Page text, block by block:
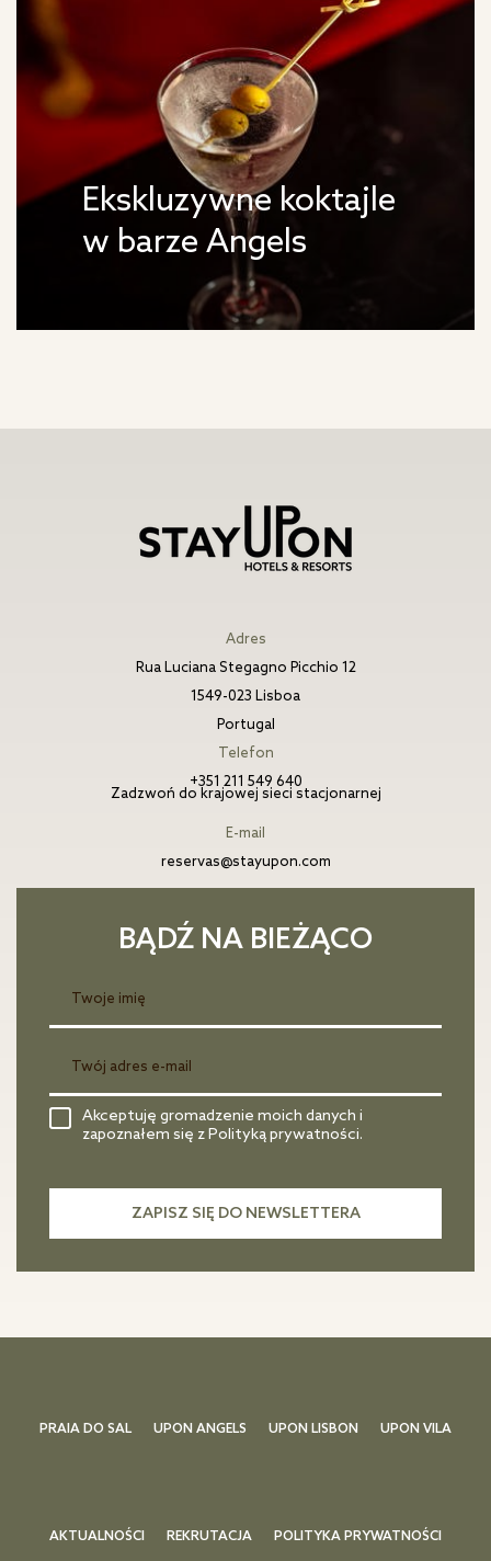
Ekskluzywne koktajle
w barze Angels
Adres
Rua Luciana Stegagno Picchio 12
1549-023 Lisboa
Portugal
Telefon
+351 211 549 640
Zadzwoń do krajowej sieci stacjonarnej
E-mail
reservas@stayupon.com
BĄDŹ NA BIEŻĄCO
Akceptuję gromadzenie moich danych i
zapoznałem się z Polityką prywatności.
PRAIA DO SAL UPON ANGELS UPON LISBON UPON VILA
AKTUALNOŚCI REKRUTACJA POLITYKA PRYWATNOŚCI